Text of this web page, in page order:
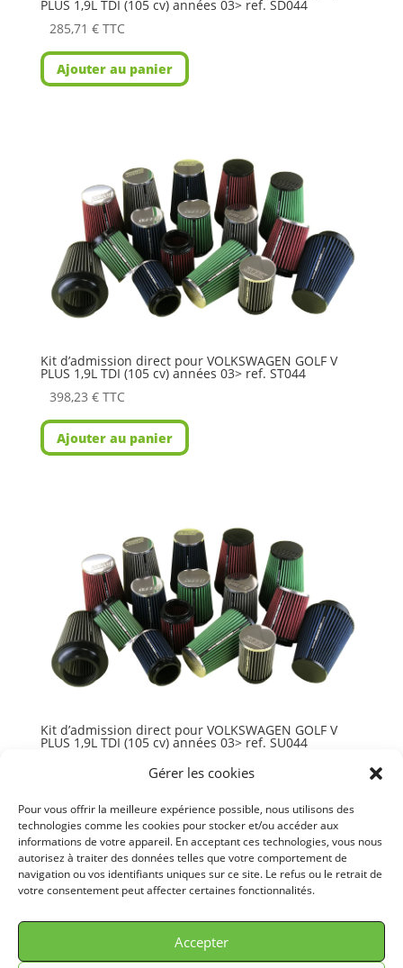
Gérer les cookies
Pour vous offrir la meilleure expérience possible, nous utilisons des
technologies comme les cookies pour stocker et/ou accéder aux
informations de votre appareil. En acceptant ces technologies, vous nous
autorisez à traiter des données telles que votre comportement de
navigation ou vos identifiants uniques sur ce site. Le refus ou le retrait de
votre consentement peut affecter certaines fonctionnalités.
Accepter
PLUS 1,9L TDI (105 cv) années 03> ref. SD044
285,71 € TTC
Ajouter au panier
Kit d’admission direct pour VOLKSWAGEN GOLF V
PLUS 1,9L TDI (105 cv) années 03> ref. ST044
398,23 € TTC
Ajouter au panier
Kit d’admission direct pour VOLKSWAGEN GOLF V
PLUS 1,9L TDI (105 cv) années 03> ref. SU044
Ajouter au panier
© GREEN FILTER 2026. Tous droits réservés.